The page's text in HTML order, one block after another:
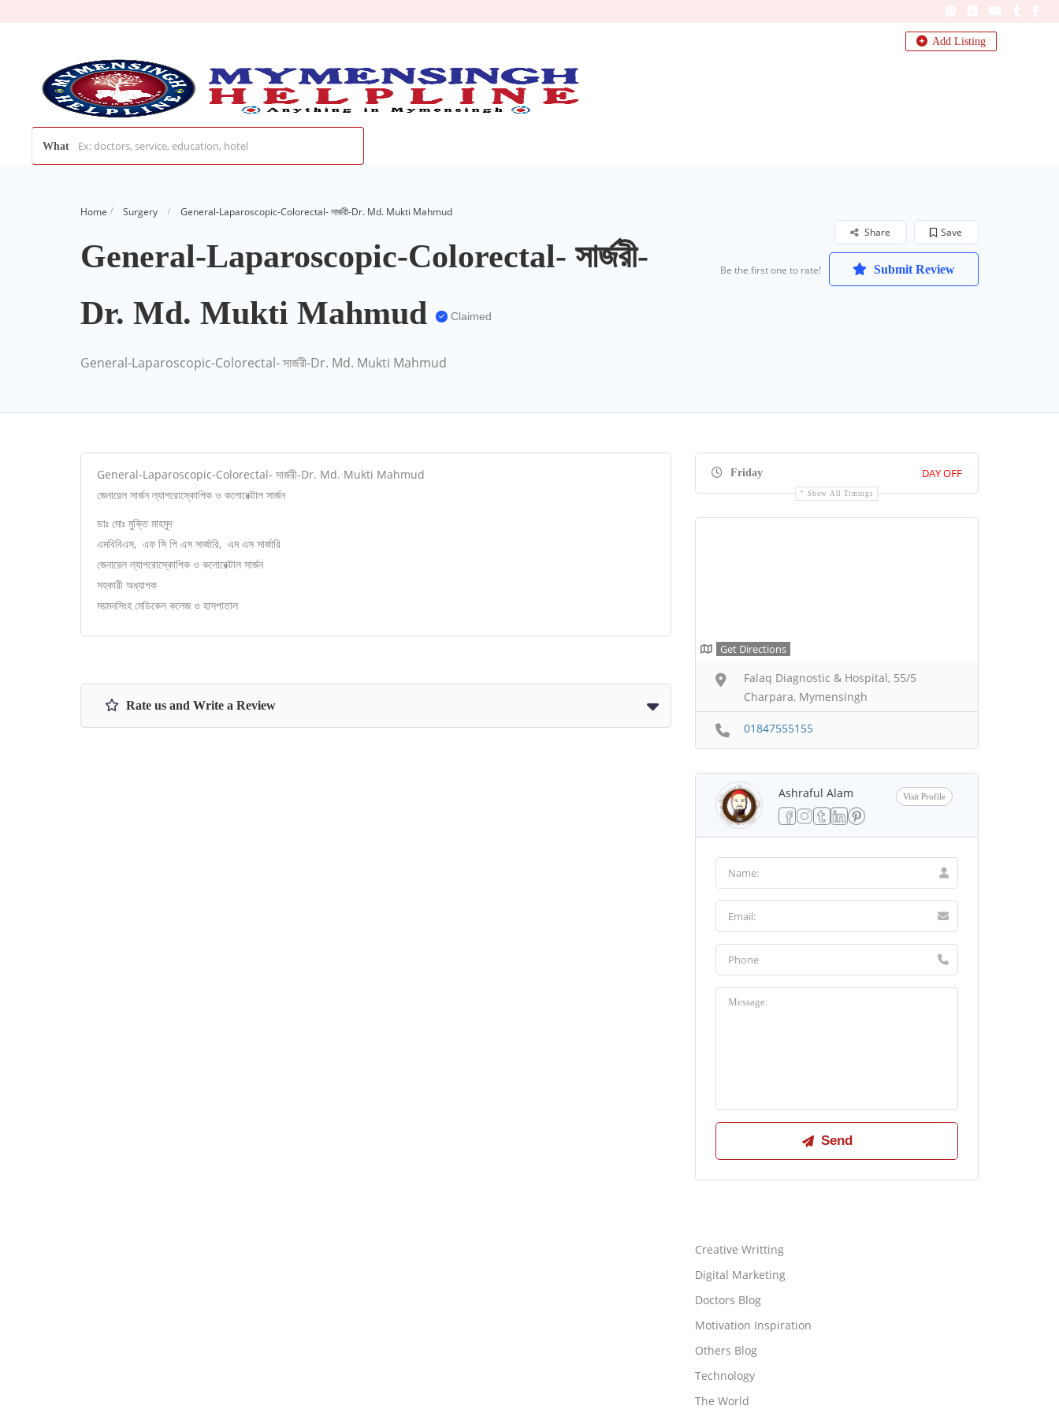
What
Add Listing
Home Surgery General-Laparoscopic-Colorectal- সার্জরী-Dr. Md. Mukti Mahmud
General-Laparoscopic-Colorectal- সার্জরী-
Dr. Md. Mukti Mahmud
Claimed
General-Laparoscopic-Colorectal- সার্জরী-Dr. Md. Mukti Mahmud
Save
Share
Be the first one to rate! Submit Review
General-Laparoscopic-Colorectal- সার্জরী-Dr. Md. Mukti Mahmud
জেনারেল সার্জন ল্যাপরোস্কোপিক ও কলোরেক্টাল সার্জন
ডাঃ মোঃ মুক্তি মাহমুদ
এমবিবিএস, এফ সি পি এস সার্জারি, এম এস সার্জারি
জেনারেল ল্যাপরোস্কোপিক ও কলোরেক্টাল সার্জন
সহকারী অধ্যাপক
ময়মনসিংহ মেডিকেল কলেজ ও হাসপাতাল
Rate us and Write a Review
Friday DAY OFF
Show All Timings
Get Directions
Falaq Diagnostic & Hospital, 55/5
Charpara, Mymensingh
01847555155
Ashraful Alam Visit Profile
Creative Writting
Digital Marketing
Doctors Blog
Motivation Inspiration
Others Blog
Technology
The World